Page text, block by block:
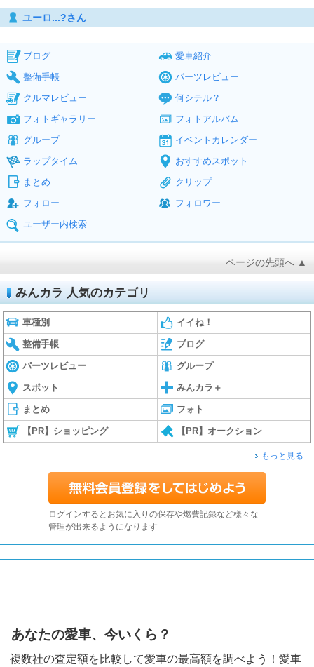
ユーロ...?さん
ブログ
愛車紹介
整備手帳
パーツレビュー
クルマレビュー
何シテル？
フォトギャラリー
フォトアルバム
グループ
イベントカレンダー
ラップタイム
おすすめスポット
まとめ
クリップ
フォロー
フォロワー
ユーザー内検索
ページの先頭へ ▲
みんカラ 人気のカテゴリ
車種別 イイね！
整備手帳 ブログ
パーツレビュー グループ
スポット みんカラ＋
まとめ フォト
【PR】ショッピング 【PR】オークション
もっと見る
ログインするとお気に入りの保存や燃費記録など様々な
管理が出来るようになります
あなたの愛車、今いくら？
複数社の査定額を比較して愛車の最高額を調べよう！愛車